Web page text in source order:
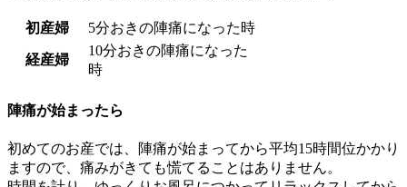
初産婦 5分おきの陣痛になった時
経産婦
10分おきの陣痛になった
時
陣痛が始まったら
初めてのお産では、陣痛が始まってから平均15時間位かかり
ますので、痛みがきても慌てることはありません。